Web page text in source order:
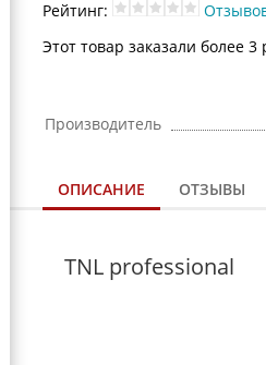
Рейтинг:
Этот товар заказали более 3
Производитель
ОПИСАНИЕ ОТЗЫВЫ
TNL professional